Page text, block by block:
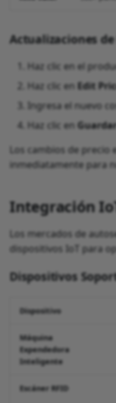
Actualizaciones
Haz clic en el
Haz clic en Edit
Ingresa el nuevo
Haz clic en Guardar
Los cambios de precio
inmediatamente para
Integración
Los mercados de
dispositivos IoT para
Dispositivos
Dispositivo
Máquina
Expendedora
Inteligente
Escáner RFID